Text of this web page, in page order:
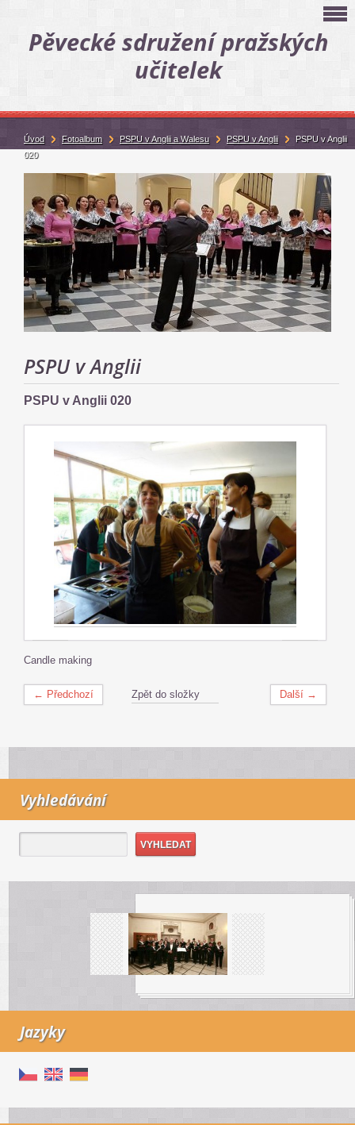
Pěvecké sdružení pražských
učitelek
PSPU v Anglii
PSPU v Anglii 020
Candle making
← Předchozí Další →
Zpět do složky
Vyhledávání
Jazyky
Úvod Fotoalbum PSPU v Anglii a Walesu PSPU v Anglii
PSPU v Anglii
020